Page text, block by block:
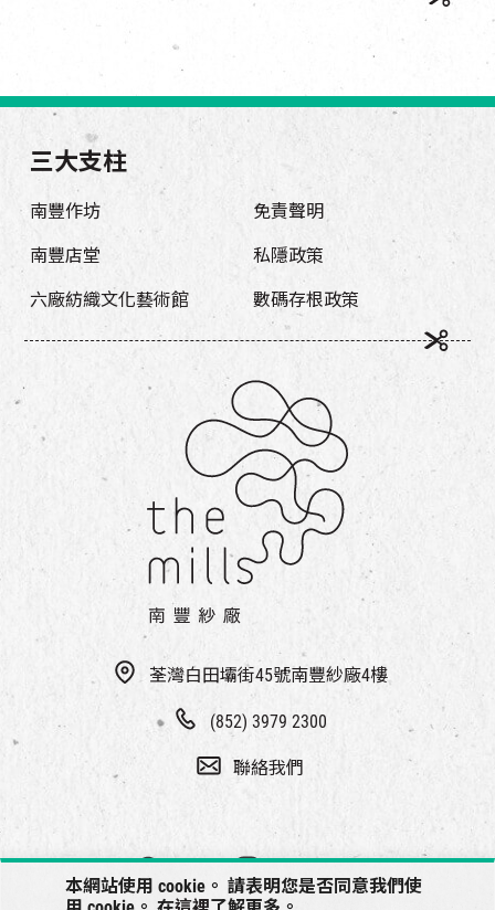
本網站使用 cookie。 請表明您是否同意我們使
荃灣白田壩街45號南豐紗廠4樓
(852) 3979 2300
聯絡我們
三大支柱
南豐作坊
南豐店堂
六廠紡織文化藝術館
免責聲明
私隱政策
數碼存根政策